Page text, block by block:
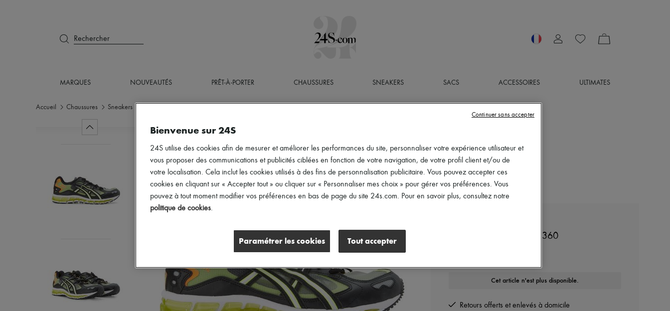
Rechercher
MARQUES NOUVEAUTÉS PRÊT-À-PORTER CHAUSSURES SNEAKERS SACS ACCESSOIRES ULTIMATES
Accueil Chaussures Sneakers
Sneakers Gel-Kayano 5 360
Cet article n'est plus disponible.
Retours offerts et enlevés à domicile
Bienvenue sur 24S
24S utilise des cookies afin de mesurer et améliorer les performances du site, personnaliser votre expérience utilisateur et
vous proposer des communications et publicités ciblées en fonction de votre navigation, de votre profil client et/ou de
votre localisation. Cela inclut les cookies utilisés à des fins de personnalisation publicitaire. Vous pouvez accepter ces
cookies en cliquant sur « Accepter tout » ou cliquer sur « Personnaliser mes choix » pour gérer vos préférences. Vous
pouvez à tout moment modifier vos préférences en bas de page du site 24s.com. Pour en savoir plus, consultez notre
politique de cookies.
Paramétrer les cookies Tout accepter
Continuer sans accepter